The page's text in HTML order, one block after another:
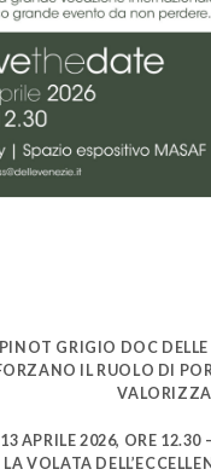
PINOT GRIGIO DOC
IL RUOLO DI
APRILE 2026, ORE
LA VOLATA